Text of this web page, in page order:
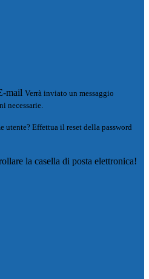
mail Verrà inviato un messaggio
necessarie.
utente? Effettua il reset della password
la casella di posta elettronica!